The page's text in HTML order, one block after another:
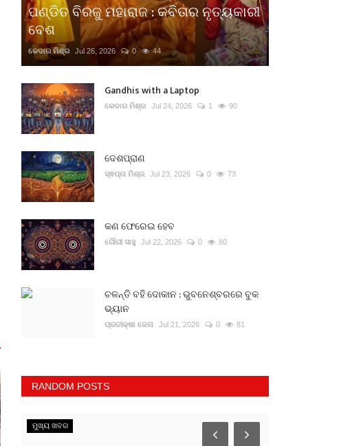
ପଣ୍ଡିତ ବିରଜୁ ମହାରାଜ : କବିତାର ନୃତ୍ୟକାରୀ
ବେଶ
କେଦାର ମିଶ୍ର Jul 26, 2026 0 44
Gandhis with a Laptop
କେଦାର ମିଶ୍ର Jul 24, 2026 1 90
ଦେଶପ୍ରାଣ
ସ୍ଵପ୍ନା ମିଶ୍ର Jul 23, 2026 0 73
କଣ ଫେରେଇ ହେବ
ଗୌରୀ ସାହୁ Jul 22, 2026 0 80
ଚଳନ୍ତି ବହି ଦୋକାନ : ଭୁବନେଶ୍ବରରେ ବୁକ
ଭ୍ୟାନ
ପ୍ରତୀକ୍ଷା ଜେନା Jul 21, 2026 0 81
RANDOM POSTS
ମୁଖ୍ୟ ଖବର